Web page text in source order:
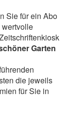
Sie für ein Abo
Garten
die jeweils
für Sie in